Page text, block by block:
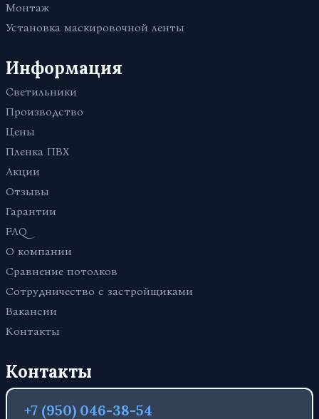
На балкон / на лоджию
Для дачи
Со световыми линиями
Одноуровневые
Монтаж
Установка маскировочной ленты
Информация
Светильники
Производство
Цены
Пленка ПВХ
Акции
Отзывы
Гарантии
FAQ
О компании
Сравнение потолков
Сотрудничество с застройщиками
Вакансии
Контакты
Контакты
+7 (950) 046-38-54